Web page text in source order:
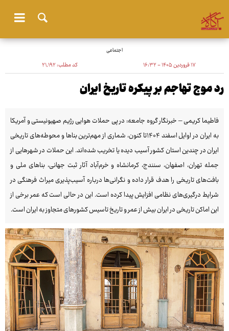
اجتماعی
۱۷ فروردین ۱۴۰۵ - ۱۶:۳۲ کد مطلب:۲۱٬۱۹۲
رد موج تهاجم بر پیکره تاریخ ایران
فاطیما کریمی – خبرنگار گروه جامعه: در پی حملات هوایی رژیم صهیونیستی و آمریکا
به ایران در اوایل اسفند ۱۴۰۴تا کنون، شماری از مهم‌ترین بناها و محوطه‌های تاریخی
ایران در چندین استان کشور آسیب دیده یا تخریب شده‌اند. این حملات در شهرهایی از
جمله تهران، اصفهان، سنندج، کرمانشاه و خرم‌آباد آثار ثبت جهانی، بناهای ملی و
بافت‌های تاریخی را هدف قرار داده و نگرانی‌ها درباره آسیب‌پذیری میراث فرهنگی در
شرایط درگیری‌های نظامی افزایش پیدا کرده است. این در حالی است که عمر برخی از
این اماکن تاریخی در ایران بیش از عمر و تاریخ تاسیس کشورهای متجاوز به ایران است.